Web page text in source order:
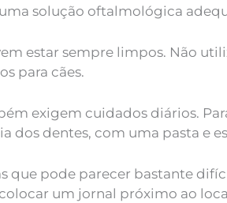
solução oftalmológica
estar sempre limpos. Não
para cães.
exigem cuidados diários.
dos dentes, com uma pasta e
que pode parecer bastante
um jornal próximo ao